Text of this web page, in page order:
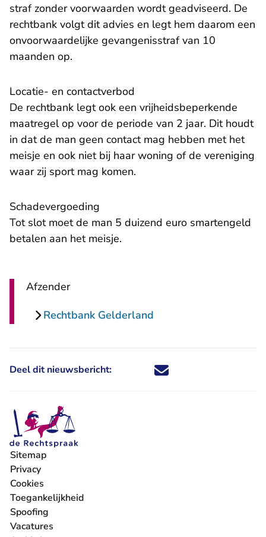
straf zonder voorwaarden wordt geadviseerd. De
rechtbank volgt dit advies en legt hem daarom een
onvoorwaardelijke gevangenisstraf van 10
maanden op.
Locatie- en contactverbod
De rechtbank legt ook een vrijheidsbeperkende
maatregel op voor de periode van 2 jaar. Dit houdt
in dat de man geen contact mag hebben met het
meisje en ook niet bij haar woning of de vereniging
waar zij sport mag komen.
Schadevergoeding
Tot slot moet de man 5 duizend euro smartengeld
betalen aan het meisje.
Afzender
Rechtbank Gelderland
Deel dit nieuwsbericht: Deel dit nieuwsbericht via X -
Deel dit nieuwsbericht via
Deel dit nieuwsbericht
Deel dit
Sitemap
Privacy
Cookies
Toegankelijkheid
Spoofing
Vacatures
- U verlaat Rechtspraak.nl